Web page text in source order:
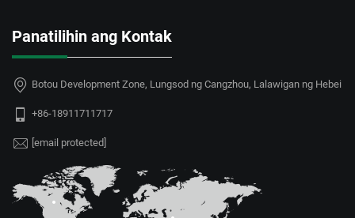
Panatilihin ang Kontak
Botou Development Zone, Lungsod ng Cangzhou, Lalawigan ng Hebei
+86-18911711717
[email protected]